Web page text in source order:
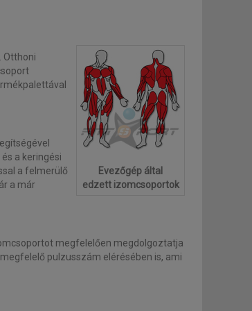
használatának tökéletes
szükséges pozíciót képesek az
Evezőgép által
edzett izomcsoportok
Otthoni
a keringési
a felmerülő
a már
megfelelően megdolgoztatja
pulzusszám elérésében is, ami